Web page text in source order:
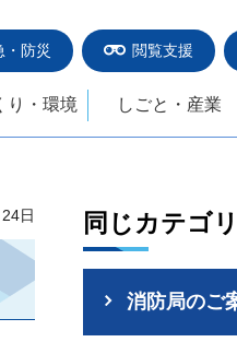
・防災 閲覧支援
り・環境 しごと・産業
日 同じカテゴ
消防局のご